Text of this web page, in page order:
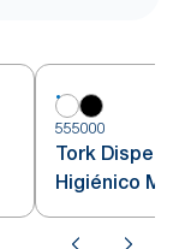
555000
Tork
Higiénico